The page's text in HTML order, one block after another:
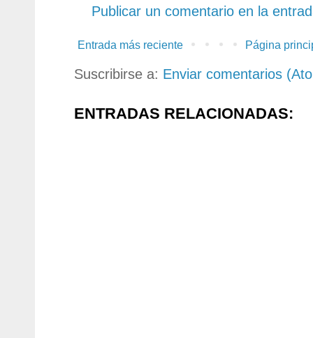
Publicar un comentario en la
Entrada más reciente Página
Suscribirse a: Enviar comentarios
ENTRADAS RELACIONADAS: